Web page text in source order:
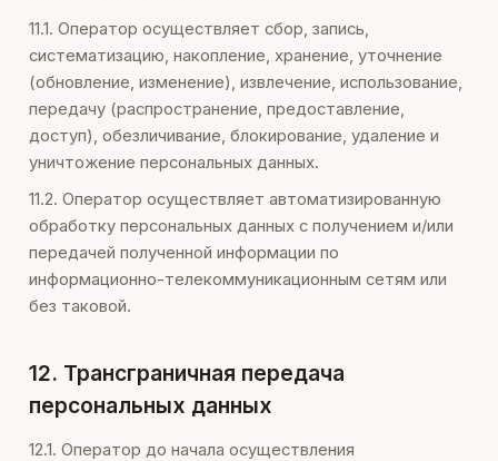
11.1. Оператор осуществляет сбор, запись,
систематизацию, накопление, хранение, уточнение
(обновление, изменение), извлечение, использование,
передачу (распространение, предоставление,
доступ), обезличивание, блокирование, удаление и
уничтожение персональных данных.
11.2. Оператор осуществляет автоматизированную
обработку персональных данных с получением и/или
передачей полученной информации по
информационно-телекоммуникационным сетям или
без таковой.
12. Трансграничная передача
персональных данных
12.1. Оператор до начала осуществления